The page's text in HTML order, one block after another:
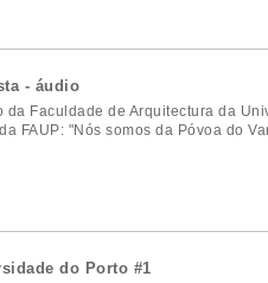
- áudio
Faculdade de Arquitectura da
FAUP: "Nós somos da Póvoa do
do Porto #1